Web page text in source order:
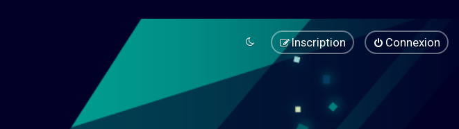
Connexion
Inscription